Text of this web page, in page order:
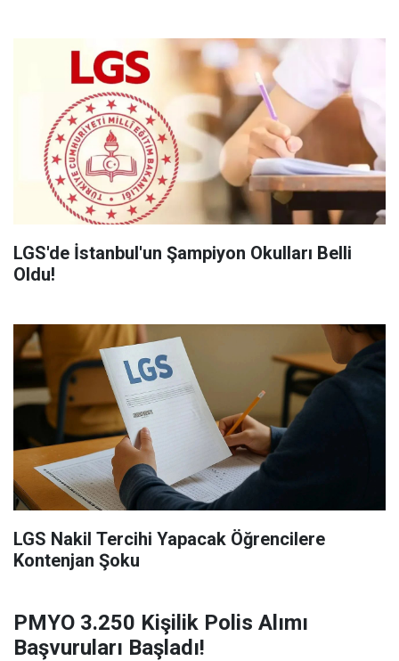
LGS'de İstanbul'un Şampiyon Okulları Belli
Oldu!
LGS Nakil Tercihi Yapacak Öğrencilere
Kontenjan Şoku
PMYO 3.250 Kişilik Polis Alımı
Başvuruları Başladı!